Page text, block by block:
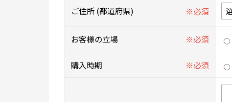
ご住所 (都道府県)
お客様の立場
購入時期